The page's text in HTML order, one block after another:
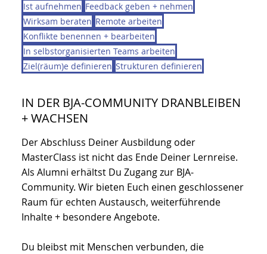
Organisationen entwickeln Offen kommunizieren
Echt im Team arbeiten Im Team lernen
Retrospektiven moderieren
In die Selbstorganisation führen Teams entwickeln
Lernkultur etablieren
Effektive Prozesse finden + leben
Paradigmenwechsel gehen
Organisationsmuster erkennen + verändern
Ist aufnehmen Feedback geben + nehmen
Wirksam beraten Remote arbeiten
Konflikte benennen + bearbeiten
In selbstorganisierten Teams arbeiten
Ziel(räum)e definieren Strukturen definieren
IN DER BJA-COMMUNITY DRANBLEIBEN